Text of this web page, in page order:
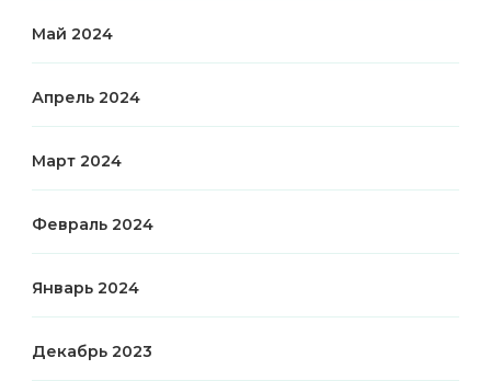
Май 2024
Апрель 2024
Март 2024
Февраль 2024
Январь 2024
Декабрь 2023